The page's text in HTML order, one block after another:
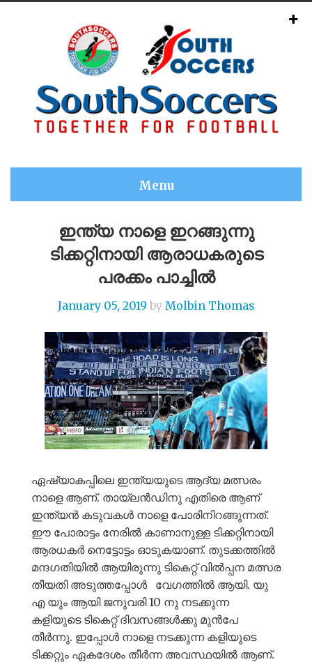
Menu
ഇന്ത്യ നാളെ ഇറങ്ങുന്നു
ടിക്കറ്റിനായി ആരാധകരുടെ
പരക്കം പാച്ചിൽ
January 05, 2019 by Molbin Thomas
ഏഷ്യാകപ്പിലെ ഇന്ത്യയുടെ ആദ്യ മത്സരം
നാളെ ആണ്. തായ്ലൻഡിനു എതിരെ ആണ്
ഇന്ത്യൻ കടുവകൾ നാളെ പോരിനിറങ്ങുന്നത്.
ഈ പോരാട്ടം നേരിൽ കാണാനുള്ള ടിക്കറ്റിനായി
ആരധകർ നെട്ടോട്ടം ഓടുകയാണ്. തുടക്കത്തിൽ
മന്ദഗതിയിൽ ആയിരുന്നു ടികെറ്റ് വിൽപ്പന മത്സര
തീയതി അടുത്തപ്പോൾ വേഗത്തിൽ ആയി. യു
എ യും ആയി ജനുവരി 10 നു നടക്കുന്ന
കളിയുടെ ടികെറ്റ് ദിവസങ്ങൾക്കു മുൻപേ
തീർന്നു. ഇപ്പോൾ നാളെ നടക്കുന്ന കളിയുടെ
ടിക്കറ്റും ഏകദേശം തീർന്ന അവസ്ഥയിൽ ആണ്.